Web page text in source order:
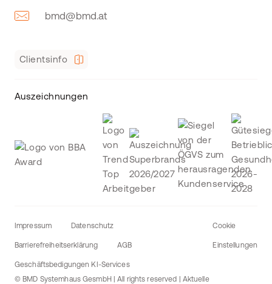
bmd@bmd.at
Clientsinfo
Auszeichnungen
Impressum Datenschutz
Barrierefreiheitserklärung AGB
Geschäftsbedigungen KI-Services
Cookie
Einstellungen
© BMD Systemhaus GesmbH | All rights reserved | Aktuelle